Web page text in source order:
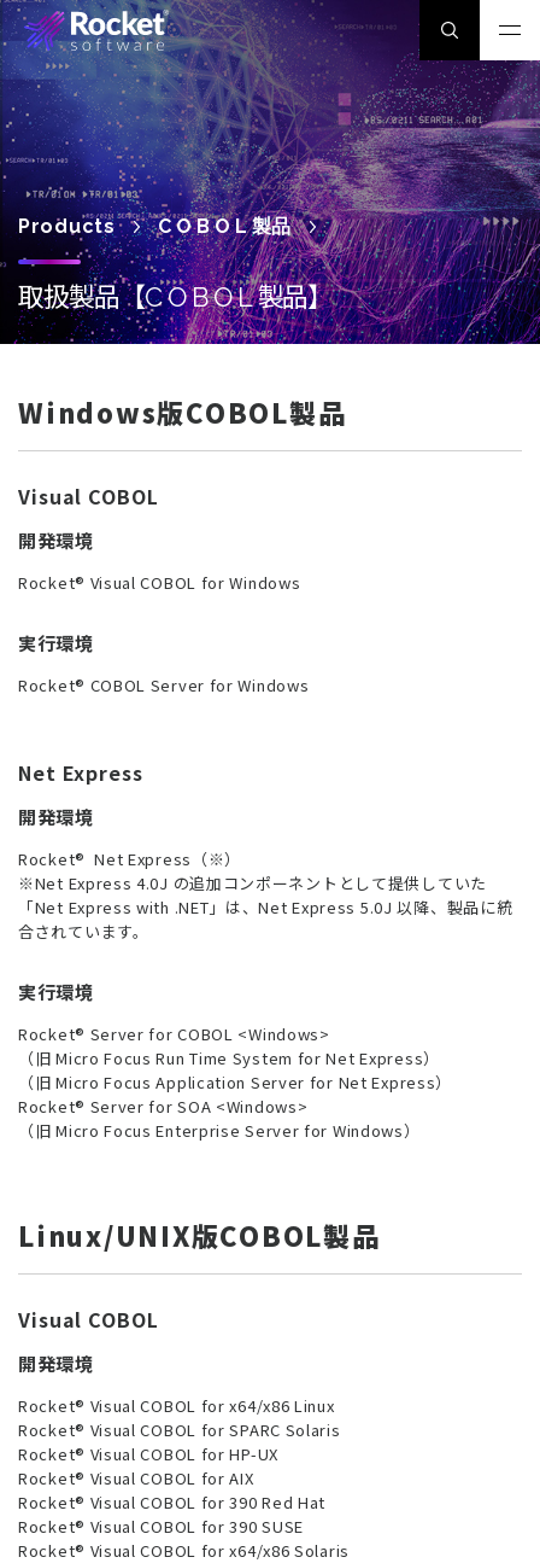
Products COBOL製品
取扱製品【COBOL製品】
Windows版COBOL製品
Visual COBOL
開発環境
Rocket® Visual COBOL for Windows
実行環境
Rocket® COBOL Server for Windows
Net Express
開発環境
Rocket® Net Express（※）
※Net Express 4.0J の追加コンポーネントとして提供していた
「Net Express with .NET」は、Net Express 5.0J 以降、製品に統
合されています。
実行環境
Rocket® Server for COBOL <Windows>
（旧 Micro Focus Run Time System for Net Express）
（旧 Micro Focus Application Server for Net Express）
Rocket® Server for SOA <Windows>
（旧 Micro Focus Enterprise Server for Windows）
Linux/UNIX版COBOL製品
Visual COBOL
開発環境
Rocket® Visual COBOL for x64/x86 Linux
Rocket® Visual COBOL for SPARC Solaris
Rocket® Visual COBOL for HP-UX
Rocket® Visual COBOL for AIX
Rocket® Visual COBOL for 390 Red Hat
Rocket® Visual COBOL for 390 SUSE
Rocket® Visual COBOL for x64/x86 Solaris